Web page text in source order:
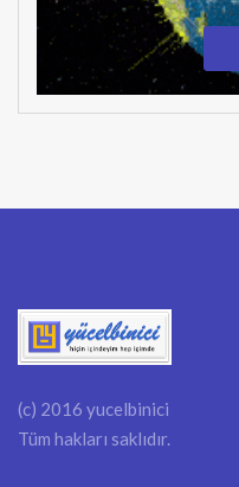
(c) 2016 yucelbinici
Tüm hakları saklıdır.